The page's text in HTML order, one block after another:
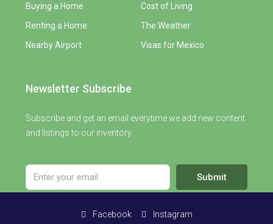
Buying a Home
Renting a Home
Nearby Airport
Cost of Living
The Weather
Visas for Mexico
Newsletter Subscribe
Subscribe and get an email everytime we add new content
and listings to our inventory.
Submit
Facebook Instagram